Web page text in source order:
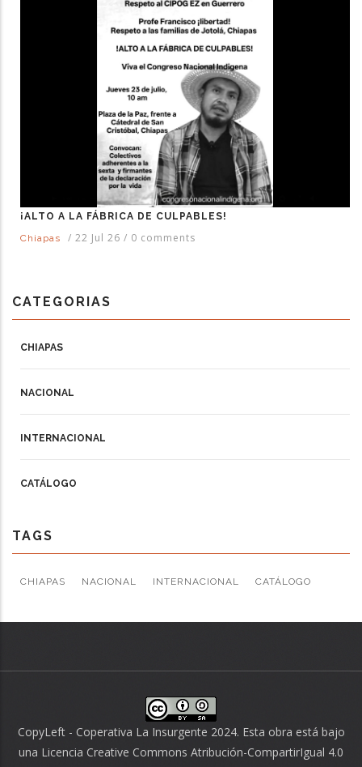
¡ALTO A LA FÁBRICA DE CULPABLES!
Chiapas
/ 22 Jul 26 / 0 comments
CATEGORIAS
CHIAPAS
NACIONAL
INTERNACIONAL
CATÁLOGO
TAGS
CHIAPAS NACIONAL INTERNACIONAL CATÁLOGO
CopyLeft - Coperativa La Insurgente 2024. Esta obra está bajo
una Licencia Creative Commons Atribución-CompartirIgual 4.0